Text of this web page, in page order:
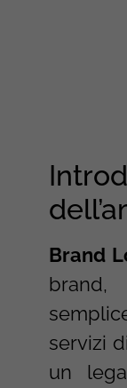
Brand
servizi
un